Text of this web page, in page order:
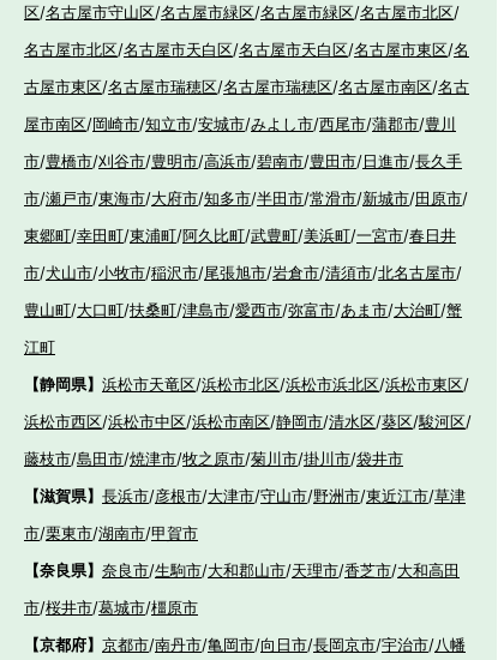
区/名古屋市守山区/名古屋市緑区/名古屋市緑区/名古屋市北区/
名古屋市北区/名古屋市天白区/名古屋市天白区/名古屋市東区/名
古屋市東区/名古屋市瑞穂区/名古屋市瑞穂区/名古屋市南区/名古
屋市南区/岡崎市/知立市/安城市/みよし市/西尾市/蒲郡市/豊川
市/豊橋市/刈谷市/豊明市/高浜市/碧南市/豊田市/日進市/長久手
市/瀬戸市/東海市/大府市/知多市/半田市/常滑市/新城市/田原市/
東郷町/幸田町/東浦町/阿久比町/武豊町/美浜町/一宮市/春日井
市/犬山市/小牧市/稲沢市/尾張旭市/岩倉市/清須市/北名古屋市/
豊山町/大口町/扶桑町/津島市/愛西市/弥富市/あま市/大治町/蟹
江町
【静岡県】 浜松市天竜区/浜松市北区/浜松市浜北区/浜松市東区/
浜松市西区/浜松市中区/浜松市南区/静岡市/清水区/葵区/駿河区/
藤枝市/島田市/焼津市/牧之原市/菊川市/掛川市/袋井市
【滋賀県】 長浜市/彦根市/大津市/守山市/野洲市/東近江市/草津
市/栗東市/湖南市/甲賀市
【奈良県】 奈良市/生駒市/大和郡山市/天理市/香芝市/大和高田
市/桜井市/葛城市/橿原市
【京都府】 京都市/南丹市/亀岡市/向日市/長岡京市/宇治市/八幡